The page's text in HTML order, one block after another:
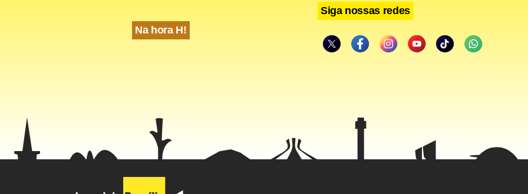
Osmar, César, Durval e Bruno; Bia, Everton (Heleno), Fumagalli e Vítor
Gottardi; Paulo Ricardo, Juliano, Hugo e Moreno; Cleison, Romeu,
Luiz) e Cadu; Marco Antônio e Marcelo Ramos
Na hora H!
Siga nossas redes